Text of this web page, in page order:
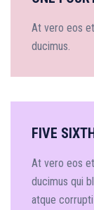
At vero eos
ducimus.
FIVE
At vero eos
ducimus qui
atque